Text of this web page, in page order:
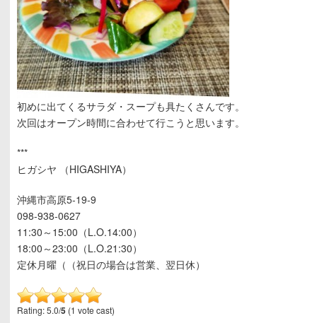
初めに出てくるサラダ・スープも具たくさんです。
次回はオープン時間に合わせて行こうと思います。
***
ヒガシヤ （HIGASHIYA）
沖縄市高原5-19-9
098-938-0627
11:30～15:00（L.O.14:00）
18:00～23:00（L.O.21:30）
定休月曜（（祝日の場合は営業、翌日休）
Rating: 5.0/5 (1 vote cast)